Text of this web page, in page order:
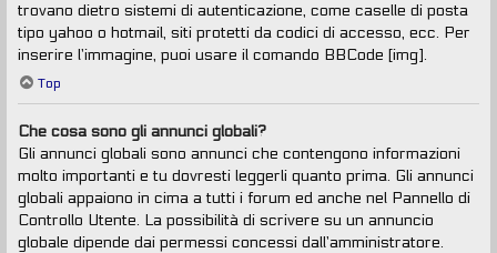
trovano dietro sistemi di autenticazione, come caselle di posta
tipo yahoo o hotmail, siti protetti da codici di accesso, ecc. Per
inserire l’immagine, puoi usare il comando BBCode [img].
Top
Che cosa sono gli annunci globali?
Gli annunci globali sono annunci che contengono informazioni
molto importanti e tu dovresti leggerli quanto prima. Gli annunci
globali appaiono in cima a tutti i forum ed anche nel Pannello di
Controllo Utente. La possibilità di scrivere su un annuncio
globale dipende dai permessi concessi dall’amministratore.